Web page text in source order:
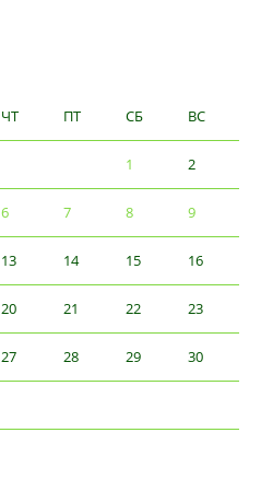
ЧТ ПТ СБ ВС
1 2
6 7 8 9
13 14 15 16
20 21 22 23
27 28 29 30